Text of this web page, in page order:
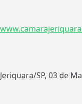
Jeriquara/SP, 03 de